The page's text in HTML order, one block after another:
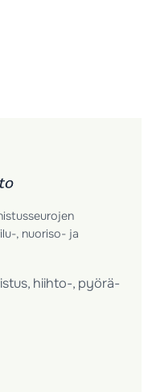
, nuoriso- ja
hiihto-, pyörä-